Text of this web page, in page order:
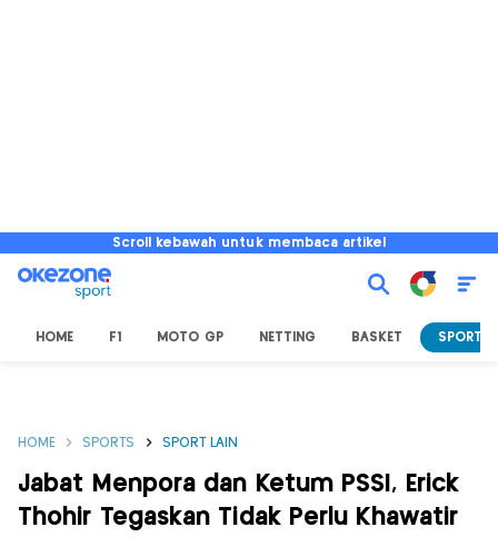
Scroll kebawah untuk membaca artikel
HOME F1 MOTO GP NETTING BASKET SPORT
HOME SPORTS SPORT LAIN
Jabat Menpora dan Ketum PSSI, Erick
Thohir Tegaskan Tidak Perlu Khawatir